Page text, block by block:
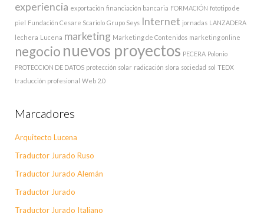
experiencia exportación financiación bancaria FORMACIÓN fototipo de
piel Fundación Cesare Scariolo Grupo Seys Internet jornadas LANZADERA
lechera Lucena marketing Marketing de Contenidos marketing online
negocio nuevos proyectos PECERA Polonio
PROTECCION DE DATOS protección solar radicación slora sociedad sol TEDX
traducción profesional Web 2.0
Marcadores
Arquitecto Lucena
Traductor Jurado Ruso
Traductor Jurado Alemán
Traductor Jurado
Traductor Jurado Italiano